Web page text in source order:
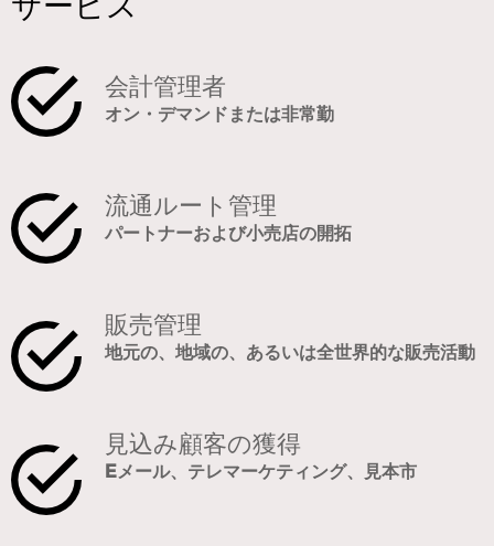
会計管理者
オン・デマンドまたは非常勤
流通ルート管理
パートナーおよび小売店の開拓
販売管理
地元の、地域の、あるいは全世界的な販売活動
見込み顧客の獲得
Eメール、テレマーケティング、見本市